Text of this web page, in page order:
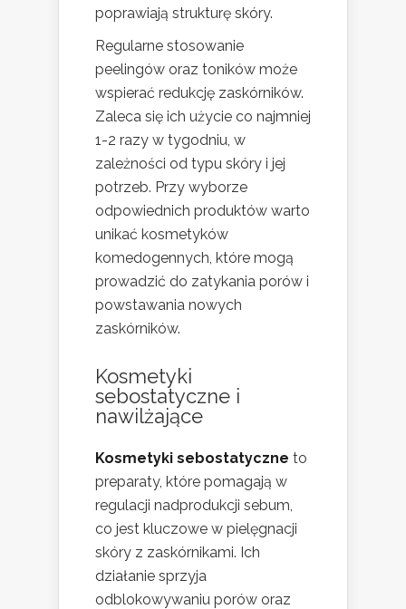
poprawiają strukturę skóry.
Regularne stosowanie
peelingów oraz toników może
wspierać redukcję zaskórników.
Zaleca się ich użycie co najmniej
1-2 razy w tygodniu, w
zależności od typu skóry i jej
potrzeb. Przy wyborze
odpowiednich produktów warto
unikać kosmetyków
komedogennych, które mogą
prowadzić do zatykania porów i
powstawania nowych
zaskórników.
Kosmetyki
sebostatyczne i
nawilżające
Kosmetyki sebostatyczne to
preparaty, które pomagają w
regulacji nadprodukcji sebum,
co jest kluczowe w pielęgnacji
skóry z zaskórnikami. Ich
działanie sprzyja
odblokowywaniu porów oraz